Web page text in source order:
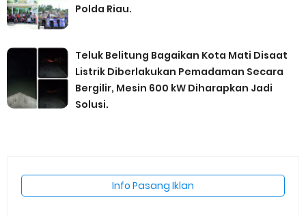
Polda Riau.
Teluk Belitung Bagaikan Kota Mati Disaat
Listrik Diberlakukan Pemadaman Secara
Bergilir, Mesin 600 kW Diharapkan Jadi
Solusi.
Info Pasang Iklan